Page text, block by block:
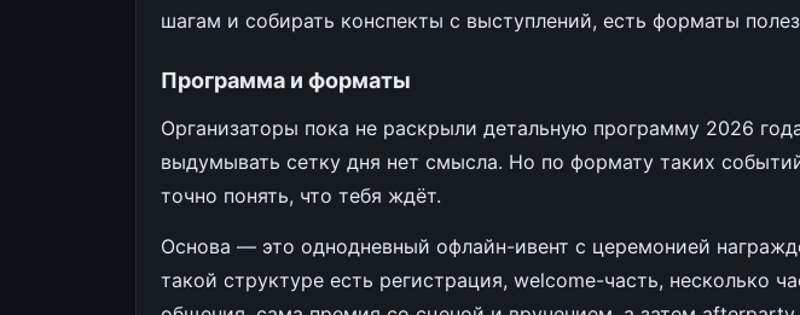
шагам и собирать конспекты с выступлений, есть форматы
Программа и форматы
Организаторы пока не раскрыли детальную программу 2026
выдумывать сетку дня нет смысла. Но по формату таких
точно понять, что тебя ждёт.
Основа — это однодневный офлайн-ивент с церемонией
такой структуре есть регистрация, welcome-часть, несколько